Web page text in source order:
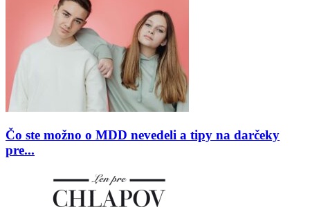
Čo ste možno o MDD nevedeli a tipy na darčeky
pre...